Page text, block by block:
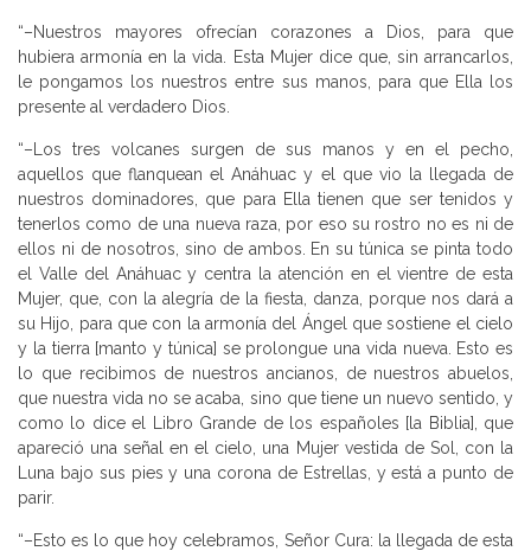
“–Nuestros mayores ofrecían corazones a Dios, para que
hubiera armonía en la vida. Esta Mujer dice que, sin arrancarlos,
le pongamos los nuestros entre sus manos, para que Ella los
presente al verdadero Dios.
“–Los tres volcanes surgen de sus manos y en el pecho,
aquellos que flanquean el Anáhuac y el que vio la llegada de
nuestros dominadores, que para Ella tienen que ser tenidos y
tenerlos como de una nueva raza, por eso su rostro no es ni de
ellos ni de nosotros, sino de ambos. En su túnica se pinta todo
el Valle del Anáhuac y centra la atención en el vientre de esta
Mujer, que, con la alegría de la fiesta, danza, porque nos dará a
su Hijo, para que con la armonía del Ángel que sostiene el cielo
y la tierra [manto y túnica] se prolongue una vida nueva. Esto es
lo que recibimos de nuestros ancianos, de nuestros abuelos,
que nuestra vida no se acaba, sino que tiene un nuevo sentido, y
como lo dice el Libro Grande de los españoles [la Biblia], que
apareció una señal en el cielo, una Mujer vestida de Sol, con la
Luna bajo sus pies y una corona de Estrellas, y está a punto de
parir.
“–Esto es lo que hoy celebramos, Señor Cura: la llegada de esta